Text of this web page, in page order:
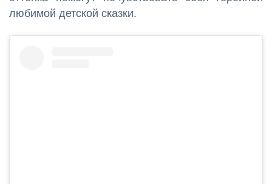
любимой детской сказки.